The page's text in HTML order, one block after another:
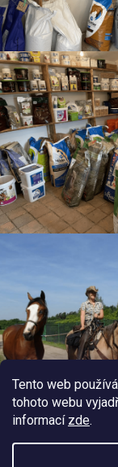
Tento web
tohoto webu
informací zde.